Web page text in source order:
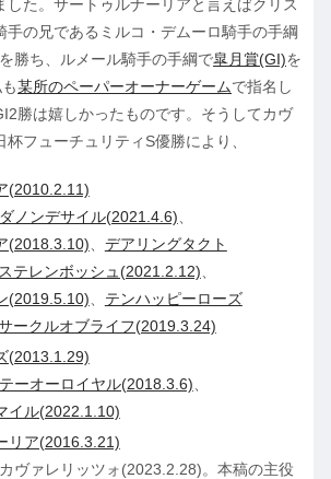
した。サートゥルナーリアと言えばクリス
手の兄であるミルコ・デムーロ騎手の手綱
を勝ち、ルメール騎手の手綱で皐月賞(GI)を
某所のペーパーオーナーゲームで指名し
勝は嬉しかったものです。そうしてカヴ
杯フューチュリティS優勝により、
(2010.2.11)
ダノンデサイル(2021.4.6)、
(2018.3.10)、 デアリングタクト
ステレンボッシュ(2021.2.12)、
(2019.5.10)、 テンハッピーローズ
ークルオブライフ(2019.3.24)
(2013.1.29)
テーオーロイヤル(2018.3.6)
イル(2022.1.10)
リア(2016.3.21)
ヴァレリッツォ(2023.2.28)。本稿の主役